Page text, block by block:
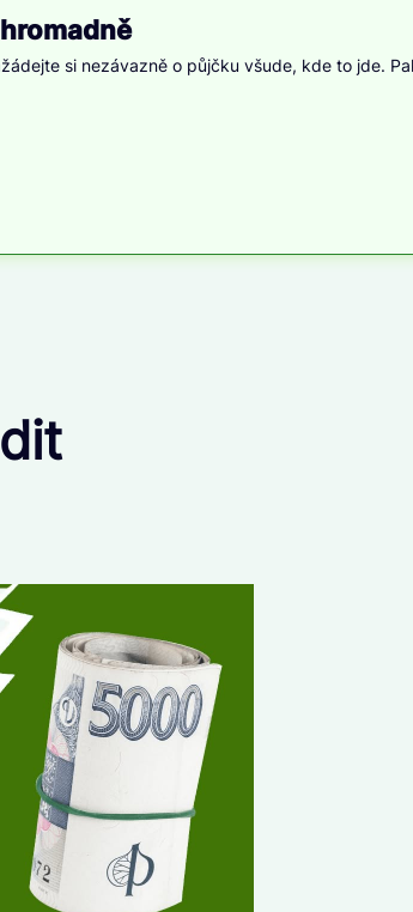
si nezávazně o půjčku všude, kde to jde.